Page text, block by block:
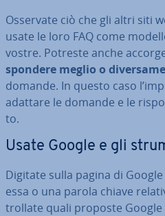
Osservate ciò che gli altri siti
usate le loro FAQ come
vostre. Potreste anche
spon­de­re meglio o
domande. In questo caso
adattare le domande e le
to.
Usate Google e gli
Digitate sulla pagina di
essa o una parola chiave
trol­la­te quali proposte Google